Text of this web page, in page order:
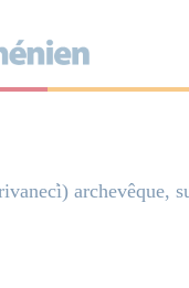
archevêque,